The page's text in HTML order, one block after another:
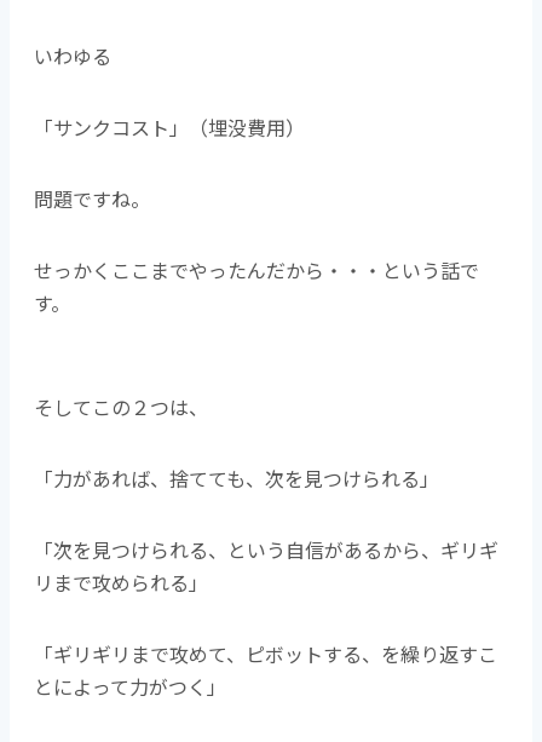
いわゆる
「サンクコスト」（埋没費用）
問題ですね。
せっかくここまでやったんだから・・・という話で
す。
そしてこの２つは、
「力があれば、捨てても、次を見つけられる」
「次を見つけられる、という自信があるから、ギリギ
リまで攻められる」
「ギリギリまで攻めて、ピボットする、を繰り返すこ
とによって力がつく」